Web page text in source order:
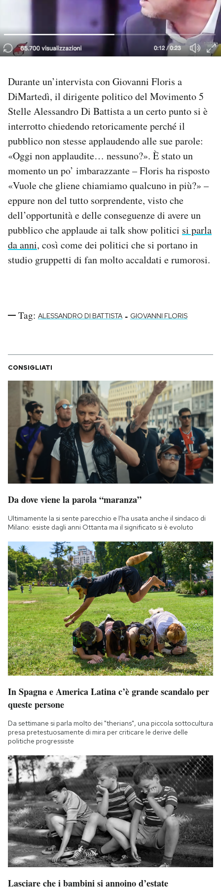
NEWSLETTER
I MIEI PREFERITI
SHOP
AREA PERSONALE
Area Personale
Newsletter
Notifiche mobile
Regala il Post
Hai bisogno di aiuto?
Esci
Durante un’intervista con Giovanni Floris a
DiMartedì, il dirigente politico del Movimento 5
Stelle Alessandro Di Battista a un certo punto si è
interrotto chiedendo retoricamente perché il
pubblico non stesse applaudendo alle sue parole:
«Oggi non applaudite… nessuno?». È stato un
momento un po’ imbarazzante – Floris ha risposto
«Vuole che gliene chiamiamo qualcuno in più?» –
eppure non del tutto sorprendente, visto che
dell’opportunità e delle conseguenze di avere un
pubblico che applaude ai talk show politici si parla
da anni, così come dei politici che si portano in
studio gruppetti di fan molto accaldati e rumorosi.
Tag: ALESSANDRO DI BATTISTA - GIOVANNI FLORIS
CONSIGLIATI
Da dove viene la parola “maranza”
Ultimamente la si sente parecchio e l'ha usata anche il sindaco di
Milano: esiste dagli anni Ottanta ma il significato si è evoluto
In Spagna e America Latina c’è grande scandalo per
queste persone
Da settimane si parla molto dei "therians", una piccola sottocultura
presa pretestuosamente di mira per criticare le derive delle
politiche progressiste
Lasciare che i bambini si annoino d’estate